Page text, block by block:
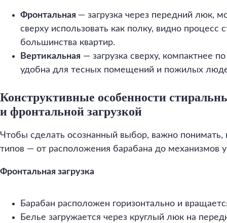
Фронтальная — загрузка через передний люк,
сверху использовать как полку, видно процесс
большинства квартир.
Вертикальная — загрузка сверху, компактнее
удобна для тесных помещений и пожилых
Конструктивные особенности
и фронтальной загрузкой
Чтобы сделать осознанный выбор, важно
типов — от расположения барабана до механизмов
Фронтальная загрузка
Барабан расположен горизонтально и
Белье загружается через круглый люк на